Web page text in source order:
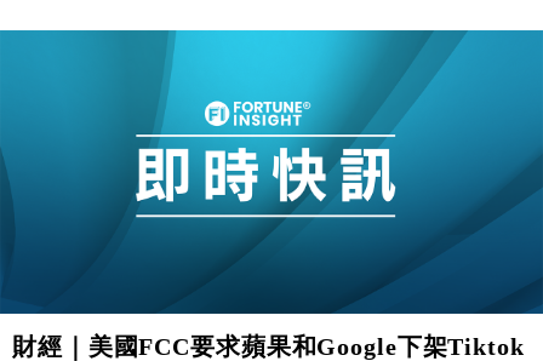
財經｜美國FCC要求蘋果和Google下架Tiktok